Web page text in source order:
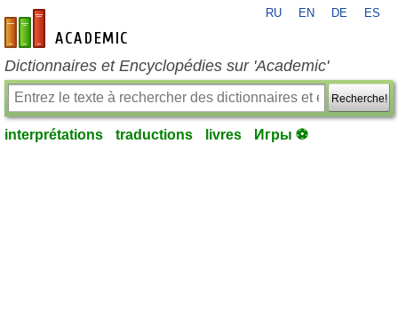
fr-academic.com
RU EN DE ES
Dictionnaires et Encyclopédies sur 'Academic'
Recherche!
interprétations traductions livres Игры ⚽